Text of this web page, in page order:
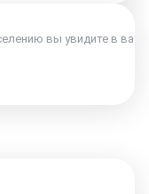
вы увидите в